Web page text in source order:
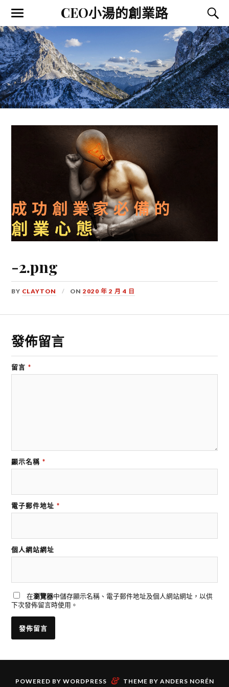
CEO小湯的創業路
-2.png
BY CLAYTON ON2020 年 2 月 4 日
發佈留言
留言 *
顯示名稱 *
電子郵件地址 *
個人網站網址
在瀏覽器中儲存顯示名稱、電子郵件地址及個人網站網址，以供
下次發佈留言時使用。
POWERED BY WORDPRESS & THEME BY ANDERS NORÉN